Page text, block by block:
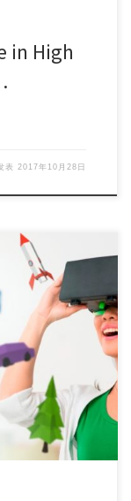
in High
表2017年10月28日
Class […]